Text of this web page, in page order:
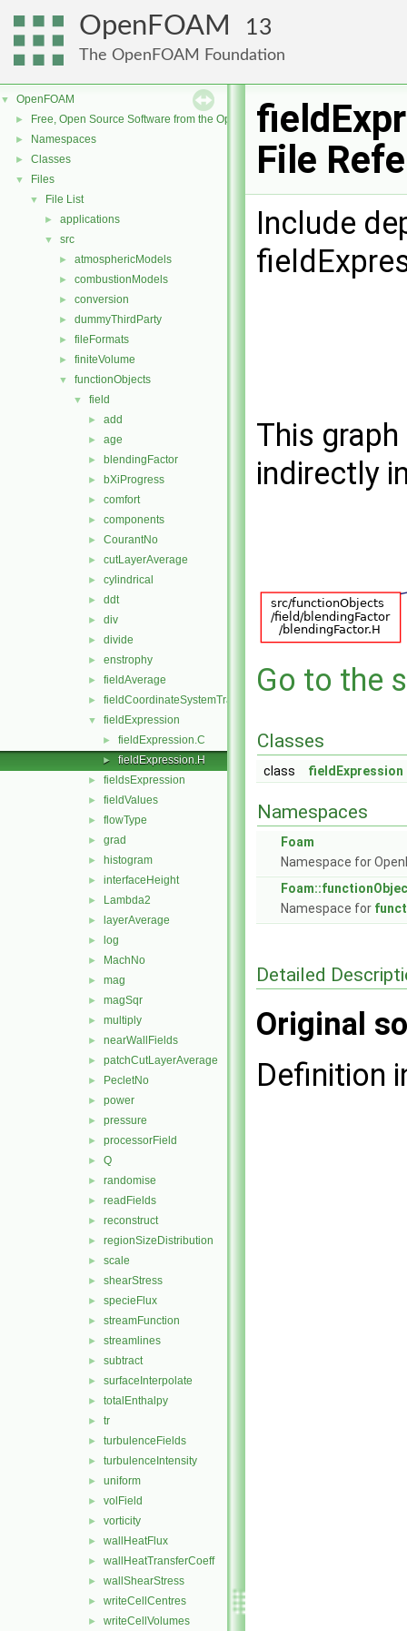
OpenFOAM 13
The OpenFOAM Foundation
▼ OpenFOAM
► Free, Open Source Software from the OpenFOAM Foundation
► Namespaces
► Classes
▼ Files
▼ File List
► applications
▼ src
► atmosphericModels
► combustionModels
► conversion
► dummyThirdParty
► fileFormats
► finiteVolume
▼ functionObjects
▼ field
► add
► age
► blendingFactor
► bXiProgress
► comfort
► components
► CourantNo
► cutLayerAverage
► cylindrical
► ddt
► div
► divide
► enstrophy
► fieldAverage
► fieldCoordinateSystemTransform
▼ fieldExpression
► fieldExpression.C
► fieldExpression.H
► fieldsExpression
► fieldValues
► flowType
► grad
► histogram
► interfaceHeight
► Lambda2
► layerAverage
► log
► MachNo
► mag
► magSqr
► multiply
► nearWallFields
► patchCutLayerAverage
► PecletNo
► power
► pressure
► processorField
► Q
► randomise
► readFields
► reconstruct
► regionSizeDistribution
► scale
► shearStress
► specieFlux
► streamFunction
► streamlines
► subtract
► surfaceInterpolate
► totalEnthalpy
► tr
► turbulenceFields
► turbulenceIntensity
► uniform
► volField
► vorticity
► wallHeatFlux
► wallHeatTransferCoeff
► wallShearStress
► writeCellCentres
► writeCellVolumes
File
Include
This
indirectly
Go to the
Classes
class fieldExpression
Namespaces
Foam
Namespace for
Namespace for
Detailed
Original
Definition